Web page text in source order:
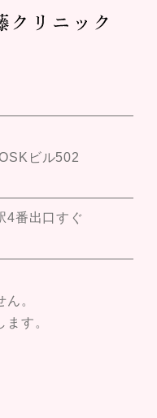
ビル502
番出口すぐ
。
す。